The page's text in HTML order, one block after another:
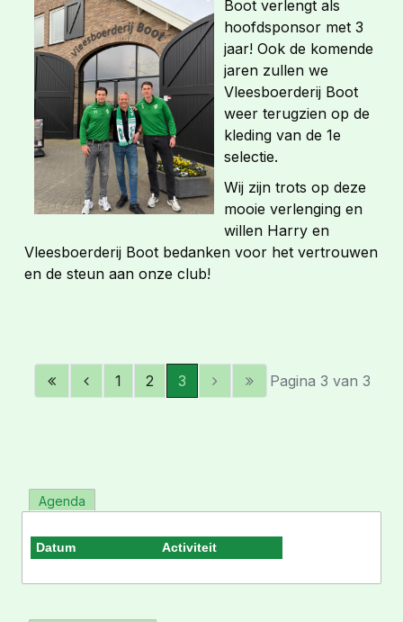
Boot verlengt als
hoofdsponsor met 3
jaar! Ook de komende
jaren zullen we
Vleesboerderij Boot
weer terugzien op de
kleding van de 1e
selectie.
Wij zijn trots op deze
mooie verlenging en
willen Harry en
Vleesboerderij Boot bedanken voor het vertrouwen
en de steun aan onze club!
1 2 3 Pagina 3 van 3
Agenda
Datum Activiteit